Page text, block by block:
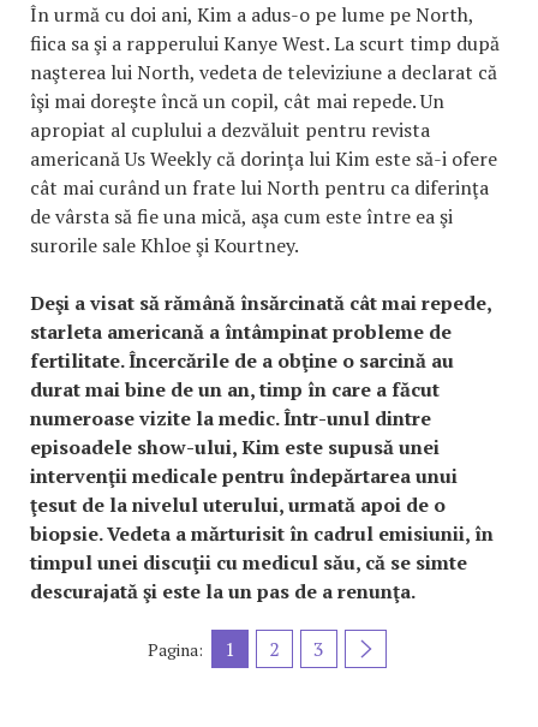
În urmă cu doi ani, Kim a adus-o pe lume pe North,
fiica sa şi a rapperului Kanye West. La scurt timp după
naşterea lui North, vedeta de televiziune a declarat că
îşi mai doreşte încă un copil, cât mai repede. Un
apropiat al cuplului a dezvăluit pentru revista
americană Us Weekly că dorinţa lui Kim este să-i ofere
cât mai curând un frate lui North pentru ca diferinţa
de vârsta să fie una mică, aşa cum este între ea şi
surorile sale Khloe şi Kourtney.
Deşi a visat să rămână însărcinată cât mai repede,
starleta americană a întâmpinat probleme de
fertilitate. Încercările de a obţine o sarcină au
durat mai bine de un an, timp în care a făcut
numeroase vizite la medic. Într-unul dintre
episoadele show-ului, Kim este supusă unei
intervenţii medicale pentru îndepărtarea unui
ţesut de la nivelul uterului, urmată apoi de o
biopsie. Vedeta a mărturisit în cadrul emisiunii, în
timpul unei discuţii cu medicul său, că se simte
descurajată şi este la un pas de a renunţa.
Pagina: 1 2 3